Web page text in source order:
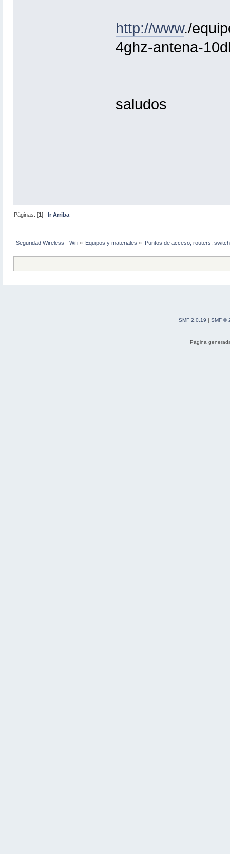
http://www./
4ghz-antena-
saludos
Páginas: [1]Ir Arriba
Seguridad Wireless - Wifi » Equipos y materiales » Puntos de acceso, routers,
SMF 2.0.19 | SMF ©
Página